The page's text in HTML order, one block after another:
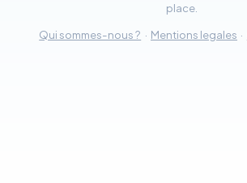
place.
Qui sommes-nous ? · Mentions legales ·